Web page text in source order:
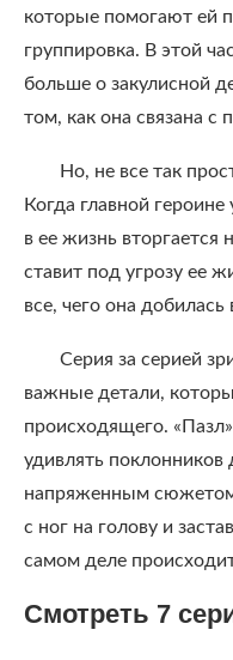
которые помогают ей
группировка. В этой
больше о закулисной
том, как она связана с
Но, не все так
Когда главной
в ее жизнь вторгается
ставит под угрозу ее
все, чего она добилась
Серия за серией
важные детали,
происходящего.
удивлять поклонников
напряженным
с ног на голову и
самом деле
Смотреть 7